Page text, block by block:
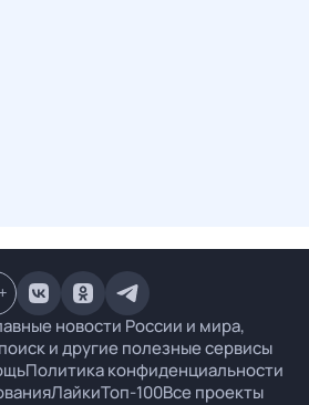
новости России и мира,
и другие полезные сервисы
Политика конфиденциальности
ЛайкиТоп-100Все проекты
+